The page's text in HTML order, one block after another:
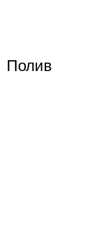
Полив